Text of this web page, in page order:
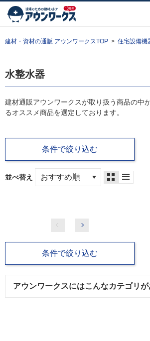
建材・資材の通販 アウンワークスTOP 住宅設備機
水整水器
建材通販アウンワークスが取り扱う商品の中
るオススメ商品を選定しております。
条件で絞り込む
並べ替え
条件で絞り込む
アウンワークスにはこんなカテゴリが